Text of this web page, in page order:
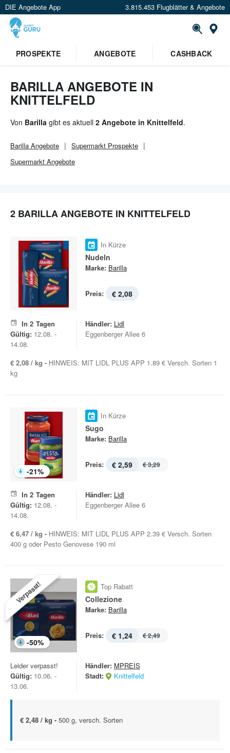
DIE Angebote App 3.815.453 Flugblätter & Angebote
Standort festlegen
PROSPEKTE ANGEBOTE CASHBACK
BARILLA ANGEBOTE IN
KNITTELFELD
Von Barilla gibt es aktuell 2 Angebote in Knittelfeld.
Barilla Angebote Supermarkt Prospekte
Supermarkt Angebote
2 BARILLA ANGEBOTE IN KNITTELFELD
In Kürze
Nudeln
Marke: Barilla
Preis: € 2,08
In 2 Tagen
Gültig: 12.08. -
14.08.
Händler: Lidl
Eggenberger Allee 6
€ 2,08 / kg - HINWEIS: MIT LIDL PLUS APP 1.89 € Versch. Sorten 1
kg
-21%
In Kürze
Sugo
Marke: Barilla
Preis: € 2,59 € 3,29
In 2 Tagen
Gültig: 12.08. -
14.08.
Händler: Lidl
Eggenberger Allee 6
€ 6,47 / kg - HINWEIS: MIT LIDL PLUS APP 2.39 € Versch. Sorten
400 g oder Pesto Genovese 190 ml
Verpasst!
-50%
Top Rabatt
Collezione
Marke: Barilla
Preis: € 1,24 € 2,49
Leider verpasst!
Gültig: 10.06. -
13.06.
Händler: MPREIS
Stadt:
Knittelfeld
€ 2,48 / kg - 500 g, versch. Sorten